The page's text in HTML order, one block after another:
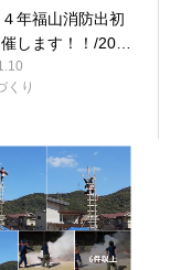
年福山消防出初
します！！/20…
くり